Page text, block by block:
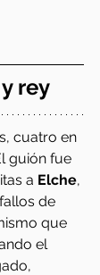
rey
cuatro en
guión fue
a Elche,
de
que
el